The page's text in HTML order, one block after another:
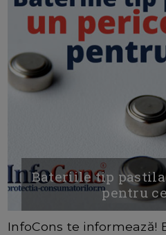
Bateriile tip
pentru
InfoCons te informează!